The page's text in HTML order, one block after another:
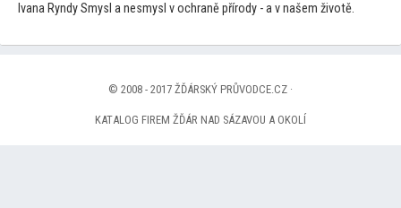
Ivana Ryndy Smysl a nesmysl v ochraně přírody - a v našem životě.
© 2008 - 2017 ŽĎÁRSKÝ PRŮVODCE.CZ ·
KATALOG FIREM ŽĎÁR NAD SÁZAVOU A OKOLÍ